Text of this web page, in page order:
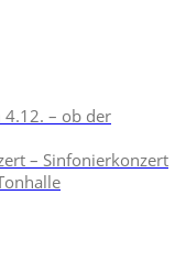
4.12. – ob der
– Sinfonierkonzert